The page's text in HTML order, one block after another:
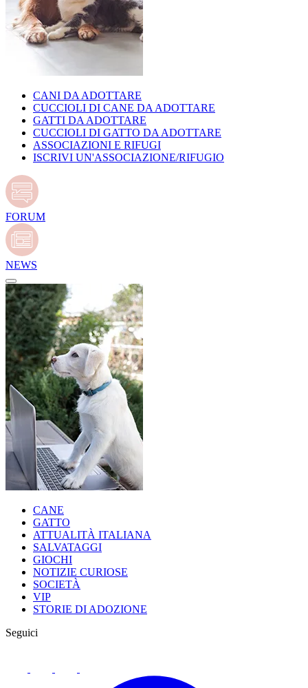
CANI DA ADOTTARE
CUCCIOLI DI CANE DA ADOTTARE
GATTI DA ADOTTARE
CUCCIOLI DI GATTO DA ADOTTARE
ASSOCIAZIONI E RIFUGI
ISCRIVI UN'ASSOCIAZIONE/RIFUGIO
FORUM
NEWS
CANE
GATTO
ATTUALITÀ ITALIANA
SALVATAGGI
GIOCHI
NOTIZIE CURIOSE
SOCIETÀ
VIP
STORIE DI ADOZIONE
Seguici